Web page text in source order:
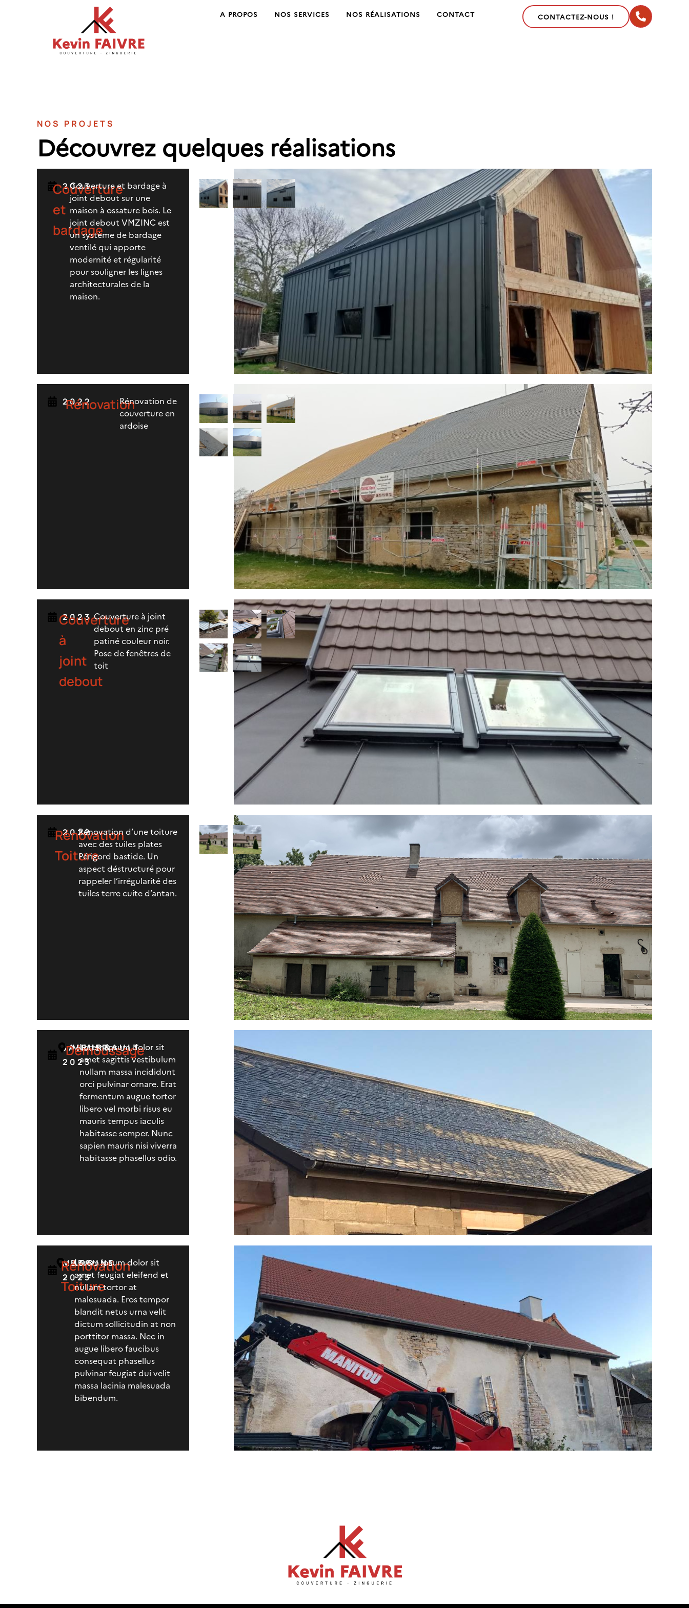
A PROPOS NOS SERVICES NOS RÉALISATIONS CONTACT CONTACTEZ-NOUS !
NOS PROJETS
Découvrez quelques réalisations
2023
Couverture
et
bardage
Couverture et bardage à
joint debout sur une
maison à ossature bois. Le
joint debout VMZINC est
un système de bardage
ventilé qui apporte
modernité et régularité
pour souligner les lignes
architecturales de la
maison.
2022
RénovationRénovation de
couverture en
ardoise
2023
Couverture
à
joint
debout
Couverture à joint
debout en zinc pré
patiné couleur noir.
Pose de fenêtres de
toit
2022
Rénovation
Toiture
Rénovation d’une toiture
avec des tuiles plates
Périgord bastide. Un
aspect déstructuré pour
rappeler l’irrégularité des
tuiles terre cuite d’antan.
JANVIER
2023
MEURSAULT
Démoussage
Lorem ipsum dolor sit
amet sagittis vestibulum
nullam massa incididunt
orci pulvinar ornare. Erat
fermentum augue tortor
libero vel morbi risus eu
mauris tempus iaculis
habitasse semper. Nunc
sapien mauris nisi viverra
habitasse phasellus odio.
MARS
2023
BEAUNE
Rénovation
Toiture
Lorem ipsum dolor sit
amet feugiat eleifend et
nullam tortor at
malesuada. Eros tempor
blandit netus urna velit
dictum sollicitudin at non
porttitor massa. Nec in
augue libero faucibus
consequat phasellus
pulvinar feugiat dui velit
massa lacinia malesuada
bibendum.